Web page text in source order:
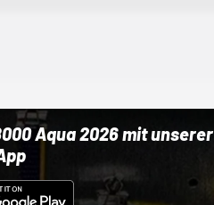
Aqua 2026 mit unserer